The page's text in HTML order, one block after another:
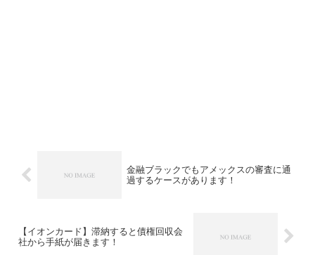
金融ブラックでもアメックスの審査に通
過するケースがあります！
【イオンカード】滞納すると債権回収会
社から手紙が届きます！